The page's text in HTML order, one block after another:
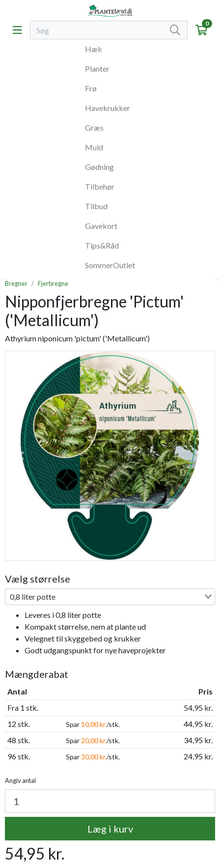
0
Hæk
Planter
Frø
Havekrukker
Græs
Muld
Gødning
Tilbehør
Tilbud
Gavekort
Tips&Råd
SommerOutlet
Bregner Fjerbregne
Nipponfjerbregne 'Pictum'
('Metallicum')
Athyrium niponicum 'pictum' ('Metallicum')
Previous
Vælg størrelse
0,8 liter potte
Leveres i 0,8 liter potte
Kompakt størrelse, nem at plante ud
Velegnet til skyggebed og krukker
Godt udgangspunkt for nye haveprojekter
Mængderabat
Antal
Pris
Fra 1 stk.
54,95 kr.
12 stk.
Spar 10,00 kr./stk.
44,95 kr.
48 stk.
Spar 20,00 kr./stk.
34,95 kr.
96 stk.
Spar30,00 kr./stk. 24,95 kr.
Angiv antal
Læg i kurv
54,95 kr.